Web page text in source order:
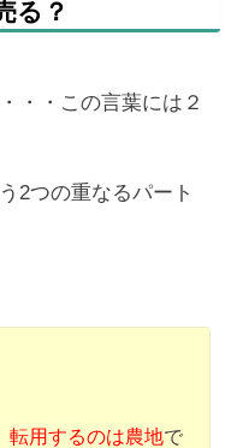
る？
・・・この言葉には２
2つの重なるパート
転用するのは農地で